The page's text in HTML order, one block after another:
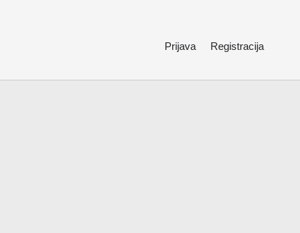
Prijava Registracija